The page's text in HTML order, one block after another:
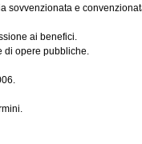
sovvenzionata e
ai benefici.
di opere pubbliche.